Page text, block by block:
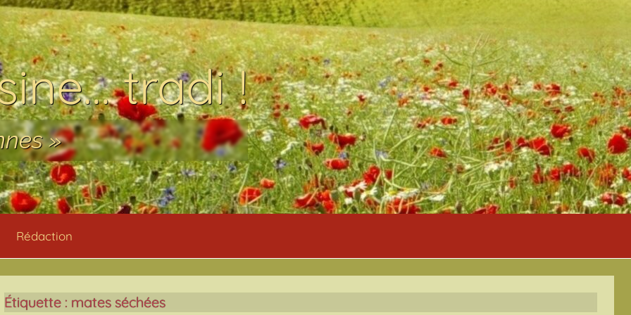
tradi !
»
Rédaction
Étiquette : mates séchées